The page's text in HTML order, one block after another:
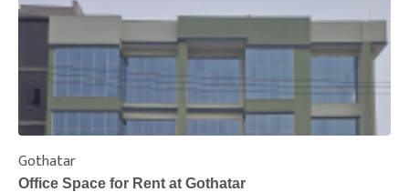
Gothatar
Office Space for Rent at Gothatar